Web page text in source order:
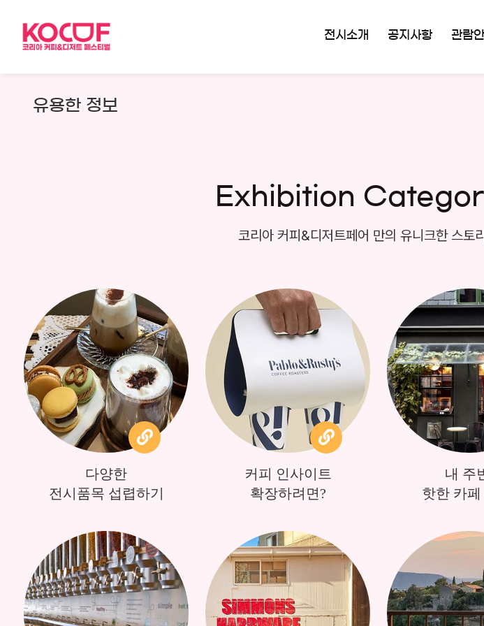
content
전시소개 공지사항 관람
유용한 정보
Exhibition
코리아 커피&디저트페어 만의 유니크한 스토
다양한
전시품목 섭렵하기
커피 인사이트
확장하려면?
내 주
핫한 카